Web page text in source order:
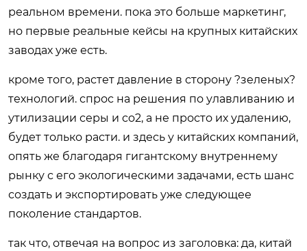
реальном времени. пока это больше маркетинг,
но первые реальные кейсы на крупных китайских
заводах уже есть.
кроме того, растет давление в сторону ?зеленых?
технологий. спрос на решения по улавливанию и
утилизации серы и co2, а не просто их удалению,
будет только расти. и здесь у китайских компаний,
опять же благодаря гигантскому внутреннему
рынку с его экологическими задачами, есть шанс
создать и экспортировать уже следующее
поколение стандартов.
так что, отвечая на вопрос из заголовка: да, китай